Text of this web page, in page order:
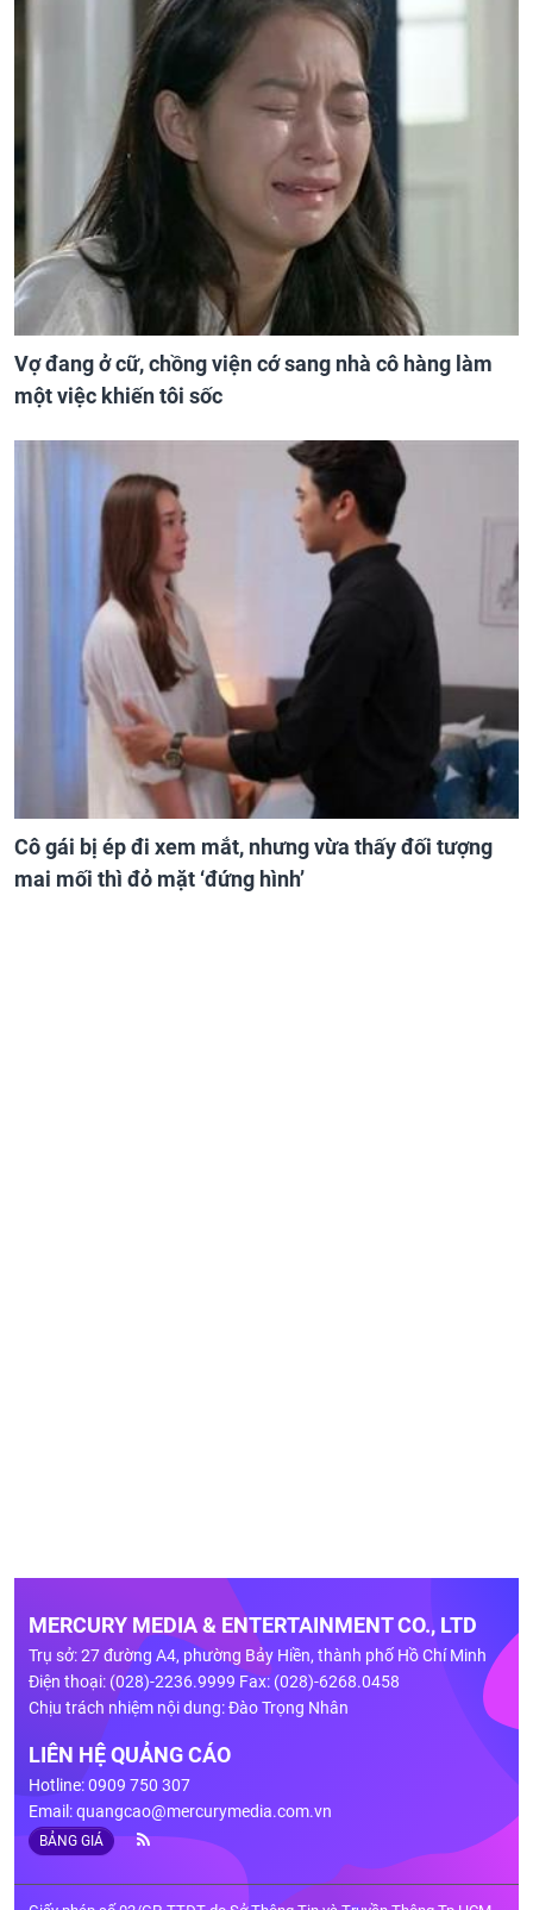
Vợ đang ở cữ, chồng viện cớ sang nhà cô hàng làm
một việc khiến tôi sốc
Cô gái bị ép đi xem mắt, nhưng vừa thấy đối tượng
mai mối thì đỏ mặt ‘đứng hình’
MERCURY MEDIA & ENTERTAINMENT CO., LTD
Trụ sở: 27 đường A4, phường Bảy Hiền, thành phố Hồ Chí Minh
Điện thoại: (028)-2236.9999 Fax: (028)-6268.0458
Chịu trách nhiệm nội dung: Đào Trọng Nhân
LIÊN HỆ QUẢNG CÁO
Hotline: 0909 750 307
Email:quangcao@mercurymedia.com.vn
BẢNG GIÁ